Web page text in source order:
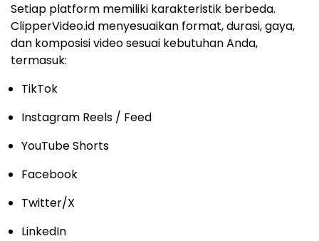
Setiap platform memiliki karakteristik berbeda.
ClipperVideo.id menyesuaikan format, durasi, gaya,
dan komposisi video sesuai kebutuhan Anda,
termasuk:
TikTok
Instagram Reels / Feed
YouTube Shorts
Facebook
Twitter/X
LinkedIn